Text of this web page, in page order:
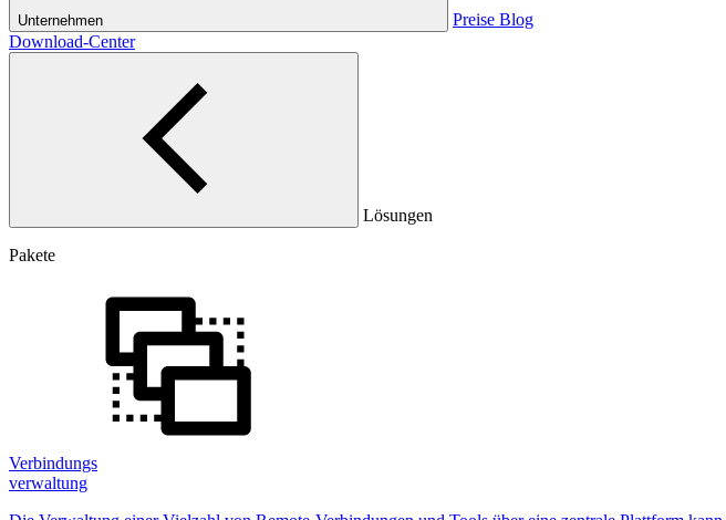
Unternehmen Preise Blog
Download-Center
Lösungen
Pakete
Verbindungs
verwaltung